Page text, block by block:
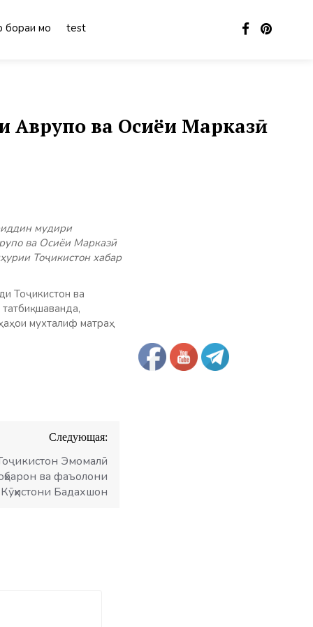
бораи мо test
Аврупо ва Осиёи Марказӣ
мудири
ва Осиёи Марказӣ
Тоҷикистон хабар
Тоҷикистон ва
мухталиф матраҳ
Следующая:
Эмомалӣ
ва фаъолони
Бадахшон